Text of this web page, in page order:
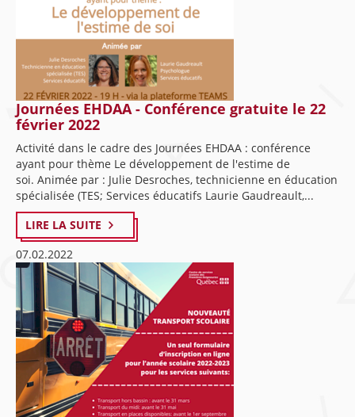
Journées EHDAA - Conférence gratuite le 22
février 2022
Activité dans le cadre des Journées EHDAA : conférence
ayant pour thème Le développement de l'estime de
soi. Animée par : Julie Desroches, technicienne en éducation
spécialisée (TES; Services éducatifs Laurie Gaudreault,...
LIRE LA SUITE
07.02.2022